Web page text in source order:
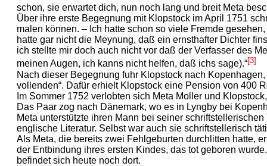
schon, sie erwartet dich, nun noch lang und breit Meta
Über ihre erste Begegnung mit Klopstock im April 1751
malen können. – Ich hatte schon so viele Fremde
hatte gar nicht die Meynung, daß ein ernsthafter Dichter
ich stellte mir doch auch nicht vor daß der Verfasser des
meinen Augen, ich kanns nicht helfen, daß ichs sage).“[3]
Nach dieser Begegnung fuhr Klopstock nach
vollenden“. Dafür erhielt Klopstock eine Pension von 400
Im Sommer 1752 verlobten sich Meta Moller und
Das Paar zog nach Dänemark, wo es in Lyngby bei
Meta unterstützte ihren Mann bei seiner
englische Literatur. Selbst war auch sie schriftstellerisch
Als Meta, die bereits zwei Fehlgeburten durchlitten hatte,
der Entbindung ihres ersten Kindes, das tot geboren
befindet sich heute noch dort.